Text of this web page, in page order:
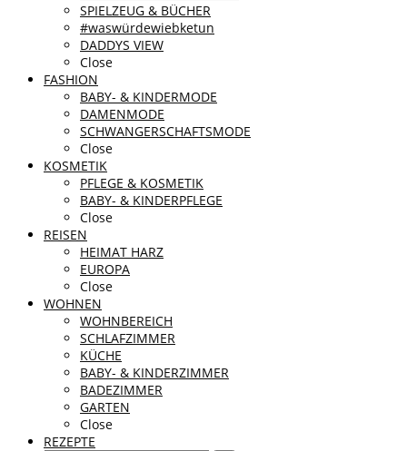
SPIELZEUG & BÜCHER
#waswürdewiebketun
DADDYS VIEW
Close
FASHION
BABY- & KINDERMODE
DAMENMODE
SCHWANGERSCHAFTSMODE
Close
KOSMETIK
PFLEGE & KOSMETIK
BABY- & KINDERPFLEGE
Close
REISEN
HEIMAT HARZ
EUROPA
Close
WOHNEN
WOHNBEREICH
SCHLAFZIMMER
KÜCHE
BABY- & KINDERZIMMER
BADEZIMMER
GARTEN
Close
REZEPTE